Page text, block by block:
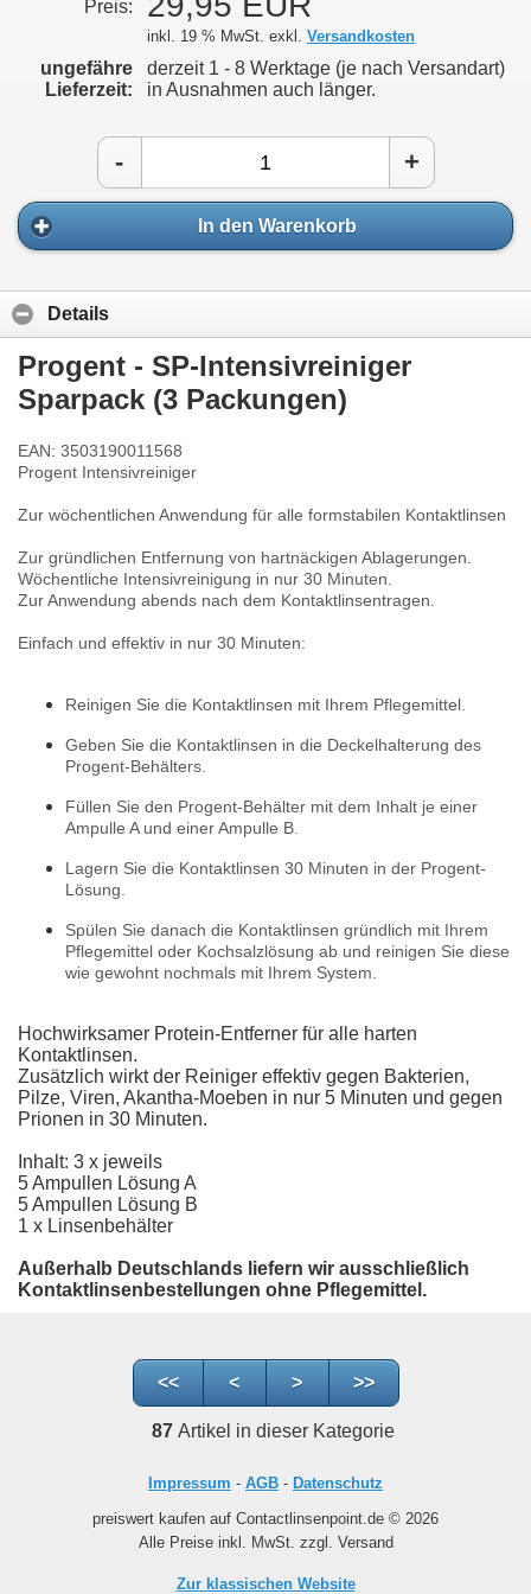
Preis:
inkl. 19 % MwSt. exkl. Versandkosten
ungefähre
Lieferzeit:
derzeit 1 - 8 Werktage (je nach Versandart)
in Ausnahmen auch länger.
- +
In den Warenkorb
Details
Progent - SP-Intensivreiniger
Sparpack (3 Packungen)
EAN: 3503190011568
Progent Intensivreiniger
Zur wöchentlichen Anwendung für alle formstabilen Kontaktlinsen
Zur gründlichen Entfernung von hartnäckigen Ablagerungen.
Wöchentliche Intensivreinigung in nur 30 Minuten.
Zur Anwendung abends nach dem Kontaktlinsentragen.
Einfach und effektiv in nur 30 Minuten:
Reinigen Sie die Kontaktlinsen mit Ihrem Pflegemittel.
Geben Sie die Kontaktlinsen in die Deckelhalterung des
Progent-Behälters.
Füllen Sie den Progent-Behälter mit dem Inhalt je einer
Ampulle A und einer Ampulle B.
Lagern Sie die Kontaktlinsen 30 Minuten in der Progent-
Lösung.
Spülen Sie danach die Kontaktlinsen gründlich mit Ihrem
Pflegemittel oder Kochsalzlösung ab und reinigen Sie diese
wie gewohnt nochmals mit Ihrem System.
Hochwirksamer Protein-Entferner für alle harten
Kontaktlinsen.
Zusätzlich wirkt der Reiniger effektiv gegen Bakterien,
Pilze, Viren, Akantha-Moeben in nur 5 Minuten und gegen
Prionen in 30 Minuten.
Inhalt: 3 x jeweils
5 Ampullen Lösung A
5 Ampullen Lösung B
1 x Linsenbehälter
Außerhalb Deutschlands liefern wir ausschließlich
Kontaktlinsenbestellungen ohne Pflegemittel.
<< < > >>
87Artikel in dieser Kategorie
Impressum - AGB - Datenschutz
preiswert kaufen auf Contactlinsenpoint.de © 2026
Alle Preise inkl. MwSt. zzgl. Versand
Zur klassischen Website